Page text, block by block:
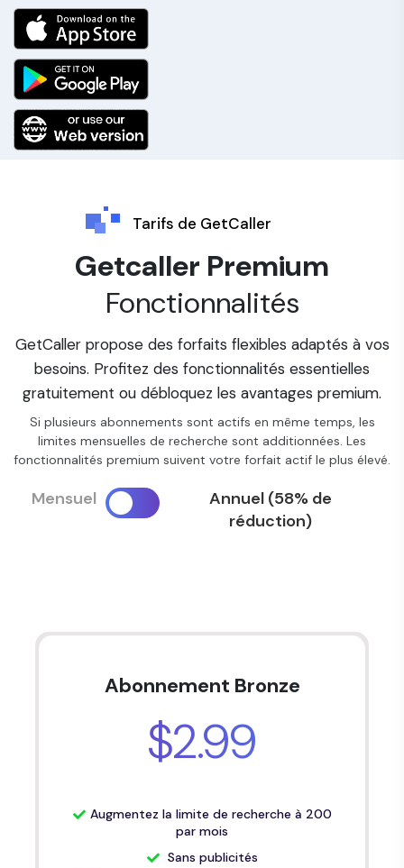
Tarifs de GetCaller
Getcaller Premium
Fonctionnalités
GetCaller propose des forfaits flexibles adaptés à vos
besoins. Profitez des fonctionnalités essentielles
gratuitement ou débloquez les avantages premium.
Si plusieurs abonnements sont actifs en même temps, les
limites mensuelles de recherche sont additionnées. Les
fonctionnalités premium suivent votre forfait actif le plus élevé.
Mensuel
Annuel (58% de
réduction)
Abonnement Bronze
$2.99
Augmentez la limite de recherche à 200
par mois
Sans publicités